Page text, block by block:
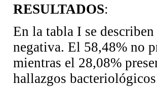
RESULTADOS:
En la tabla I se
negativa. El 58,48% no
mientras el 28,08%
hallazgos